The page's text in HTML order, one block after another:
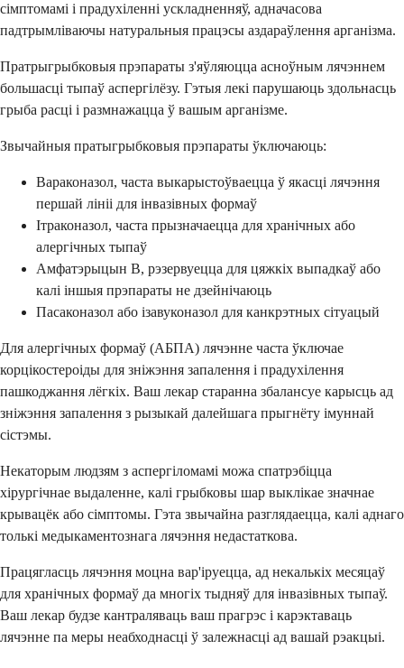
сімптомамі і прадухіленні ускладненняў, адначасова
падтрымліваючы натуральныя працэсы аздараўлення арганізма.
Пратрыгрыбковыя прэпараты з'яўляюцца асноўным лячэннем
большасці тыпаў аспергілёзу. Гэтыя лекі парушаюць здольнасць
грыба расці і размнажацца ў вашым арганізме.
Звычайныя пратыгрыбковыя прэпараты ўключаюць:
Вараконазол, часта выкарыстоўваецца ў якасці лячэння
першай лініі для інвазівных формаў
Ітраконазол, часта прызначаецца для хранічных або
алергічных тыпаў
Амфатэрыцын В, рэзервуецца для цяжкіх выпадкаў або
калі іншыя прэпараты не дзейнічаюць
Пасаконазол або ізавуконазол для канкрэтных сітуацый
Для алергічных формаў (АБПА) лячэнне часта ўключае
корцікостероіды для зніжэння запалення і прадухілення
пашкоджання лёгкіх. Ваш лекар старанна збалансуе карысць ад
зніжэння запалення з рызыкай далейшага прыгнёту імуннай
сістэмы.
Некаторым людзям з аспергіломамі можа спатрэбіцца
хірургічнае выдаленне, калі грыбковы шар выклікае значнае
крывацёк або сімптомы. Гэта звычайна разглядаецца, калі аднаго
толькі медыкаментознага лячэння недастаткова.
Працягласць лячэння моцна вар'іруецца, ад некалькіх месяцаў
для хранічных формаў да многіх тыдняў для інвазівных тыпаў.
Ваш лекар будзе кантраляваць ваш прагрэс і карэктаваць
лячэнне па меры неабходнасці ў залежнасці ад вашай рэакцыі.